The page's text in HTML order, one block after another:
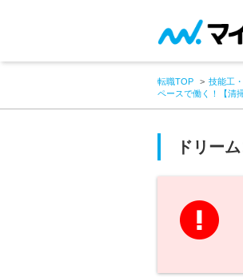
転職TOP 技能工
ペースで働く！【清
ドリー